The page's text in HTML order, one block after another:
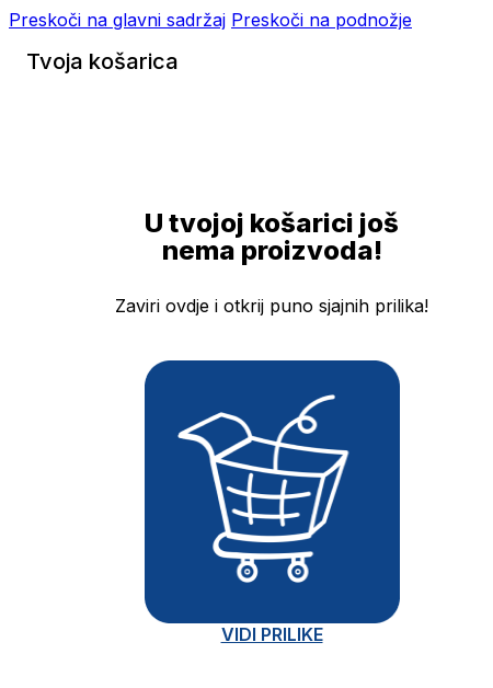
Preskoči na glavni sadržaj Preskoči na podnožje
Tvoja košarica
U tvojoj košarici još
nema proizvoda!
Zaviri ovdje i otkrij puno sjajnih prilika!
VIDI PRILIKE